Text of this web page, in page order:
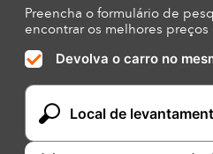
Preencha o formulário de
encontrar os melhores preços
Devolva o carro no